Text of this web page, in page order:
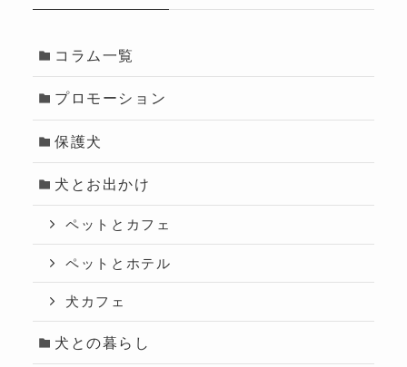
コラム一覧
プロモーション
保護犬
犬とお出かけ
ペットとカフェ
ペットとホテル
犬カフェ
犬との暮らし